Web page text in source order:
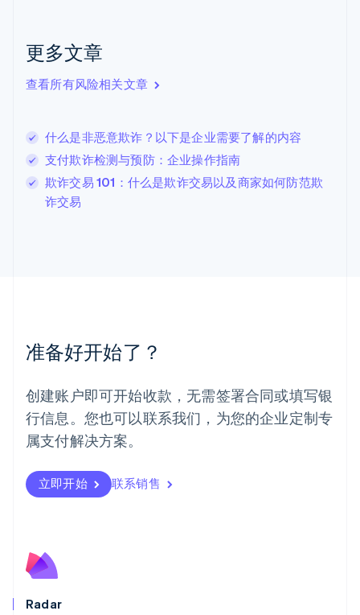
更多文章
查看所有风险相关文章
什么是非恶意欺诈？以下是企业需要了解的内容
支付欺诈检测与预防：企业操作指南
欺诈交易 101：什么是欺诈交易以及商家如何防范欺
诈交易
准备好开始了？
创建账户即可开始收款，无需签署合同或填写银
行信息。您也可以联系我们，为您的企业定制专
属支付解决方案。
立即开始 联系销售
Radar
English
English
卢森堡
罗马尼亚
English
马尔他
English
葡萄牙
日本
日本語 English
瑞典
SvenskaEnglish
Deutsch FrançaisItaliano English
塞浦路斯
斯洛文尼亚
English
ไทย